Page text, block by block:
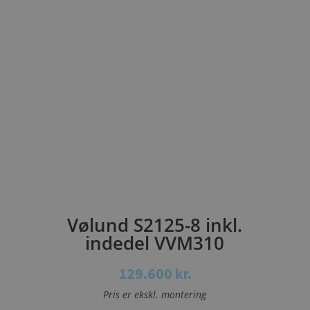
Vølund S2125-8 inkl.
indedel VVM310
129.600 kr.
Pris er ekskl. montering